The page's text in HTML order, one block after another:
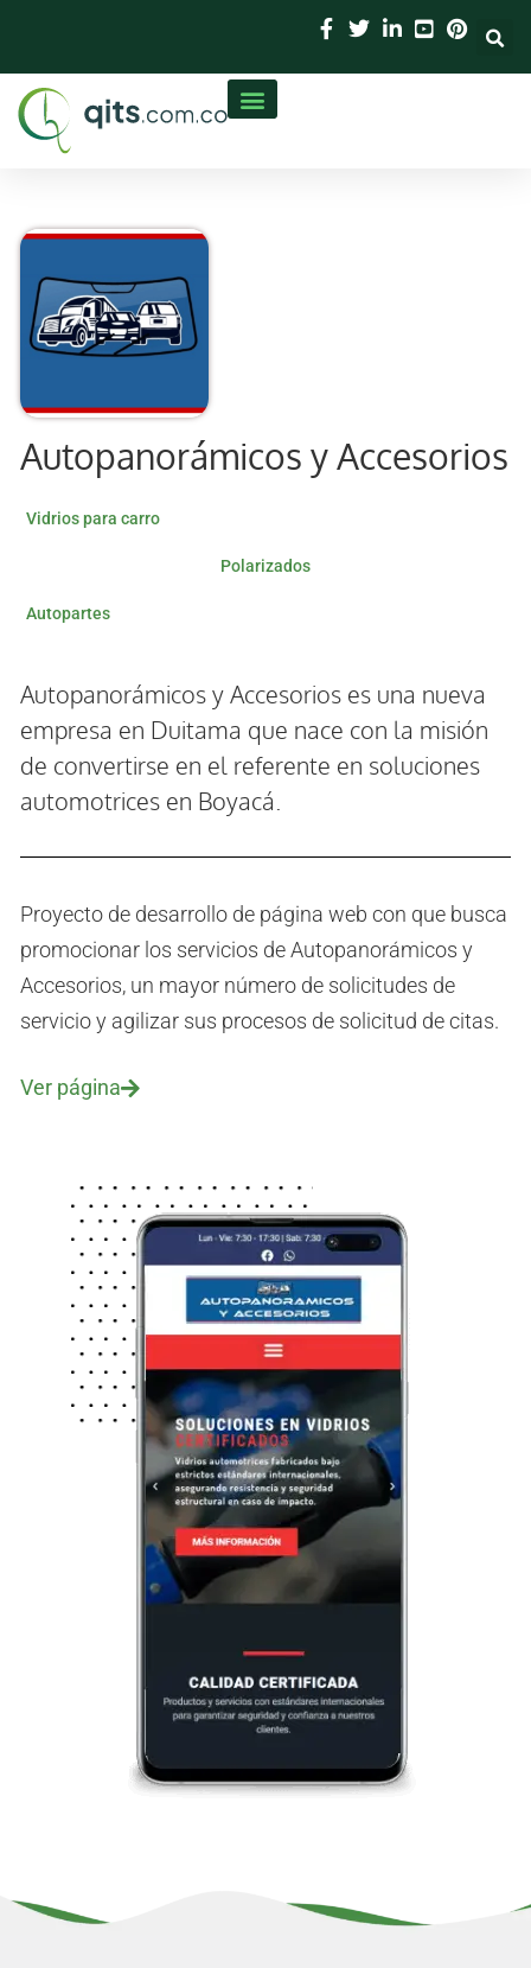
Autopanorámicos y Accesorios
Vidrios para carro
Polarizados
Autopartes
Autopanorámicos y Accesorios es una nueva
empresa en Duitama que nace con la misión
de convertirse en el referente en soluciones
automotrices en Boyacá.
Proyecto de desarrollo de página web con que busca
promocionar los servicios de Autopanorámicos y
Accesorios, un mayor número de solicitudes de
servicio y agilizar sus procesos de solicitud de citas.
Ver página